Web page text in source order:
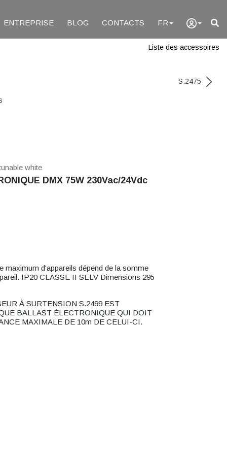
ENTREPRISE BLOG CONTACTS FR
Liste des accessoires
S.2475
white
DMX 75W 230Vac/24Vdc
maximum d'appareils dépend de la somme
IP20 CLASSE II SELV Dimensions 295
À SURTENSION S.2499 EST
BALLAST ÉLECTRONIQUE QUI DOIT
MAXIMALE DE 10m DE CELUI-CI.